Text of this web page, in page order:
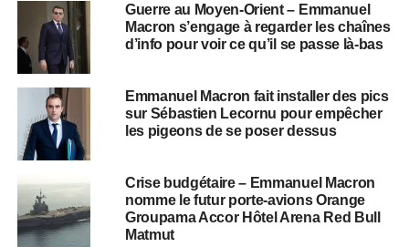
Guerre au Moyen-Orient – Emmanuel
Macron s’engage à regarder les chaînes
d’info pour voir ce qu’il se passe là-bas
Emmanuel Macron fait installer des pics
sur Sébastien Lecornu pour empêcher
les pigeons de se poser dessus
Crise budgétaire – Emmanuel Macron
nomme le futur porte-avions Orange
Groupama Accor Hôtel Arena Red Bull
Matmut